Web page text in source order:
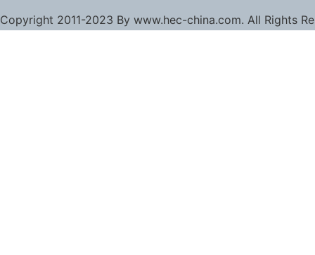
Copyright 2011-2023 By www.hec-china.com. All Rights